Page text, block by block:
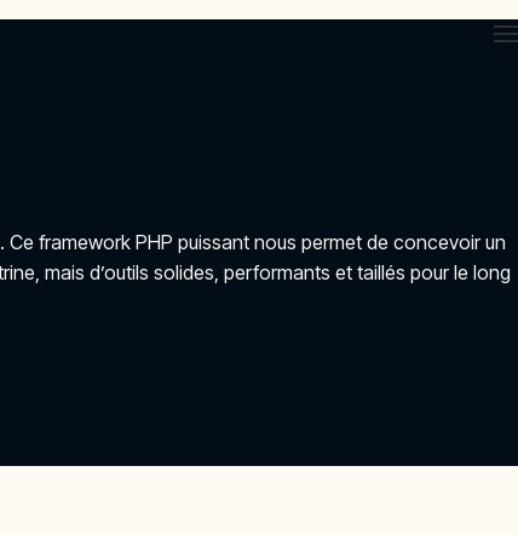
framework PHP puissant nous permet de concevoir un
mais d’outils solides, performants et taillés pour le long